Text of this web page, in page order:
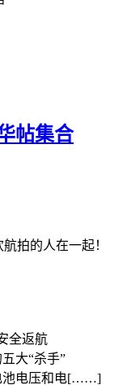
帖集合
拍的人在一起！
全返航
大“杀手”
池电压和电[……]